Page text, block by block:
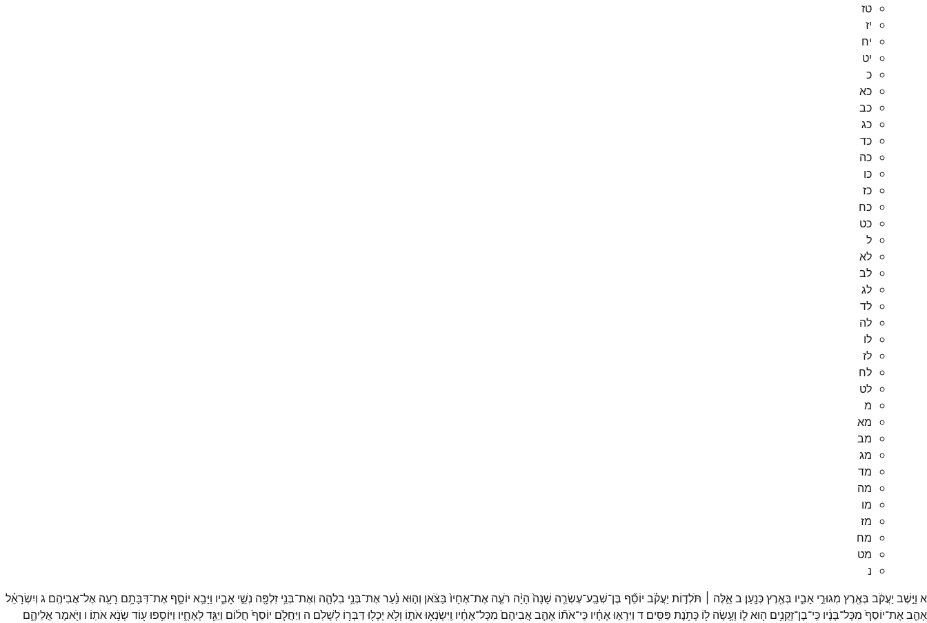
טז
יז
יח
יט
כ
כא
כב
כג
כד
כה
כו
כז
כח
כט
ל
לא
לב
לג
לד
לה
לו
לז
לח
לט
מ
מא
מב
מג
מד
מה
מו
מז
מח
מט
נ
א וַיֵּ֣שֶׁב יַעֲקֹ֔ב בְּאֶ֖רֶץ מְגוּרֵ֣י אָבִ֑יו בְּאֶ֖רֶץכְּנָֽעַן׃ באֵ֣לֶּה ׀ תֹּלְד֣וֹת יַעֲקֹ֗ב יוֹסֵ֞ף בֶּן־שְׁבַֽע־עֶשְׂרֵ֤ה שָׁנָה֙ הָיָ֨ה רֹעֶ֤ה אֶת־אֶחָיו֙ בַּצֹּ֔אן וְה֣וּא נַ֗עַראֶת־בְּנֵ֥י בִלְהָ֛ה וְאֶת־בְּנֵ֥י זִלְפָּ֖ה נְשֵׁ֣י אָבִ֑יו וַיָּבֵ֥א יוֹסֵ֛ף אֶת־דִּבָּתָ֥ם רָעָ֖ה אֶל־אֲבִיהֶֽם׃ ג וְיִשְׂרָאֵ֗ל
אָהַ֤באֶת־יוֹסֵף֙ מִכָּל־בָּנָ֔יו כִּֽי־בֶן־זְקֻנִ֥ים ה֖וּאל֑וֹ וְעָ֥שָׂה ל֖וֹ כְּתֹ֥נֶת פַּסִּֽים׃ ד וַיִּרְא֣וּאֶחָ֗יו כִּֽי־אֹת֞וֹ אָהַ֤באֲבִיהֶם֙ מִכָּל־אֶחָ֔יו וַֽיִּשְׂנְא֖וּאֹת֑וֹ וְלֹ֥א יָכְל֖וּדַּבְּר֥וֹ לְשָׁלֹֽם׃ ה וַיַּחֲלֹ֤ם יוֹסֵף֙ חֲל֔וֹם וַיַּגֵּ֖דלְאֶחָ֑יו וַיּוֹסִ֥פוּע֖וֹד שְׂנֹ֥אאֹתֽוֹ׃ ו וַיֹּ֖אמֶראֲלֵיהֶ֑ם